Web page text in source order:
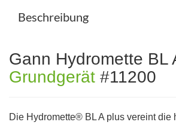
Beschreibung
Gann Hydromette BL
Grundgerät #11200
Die Hydromette® BL A plus vereint die